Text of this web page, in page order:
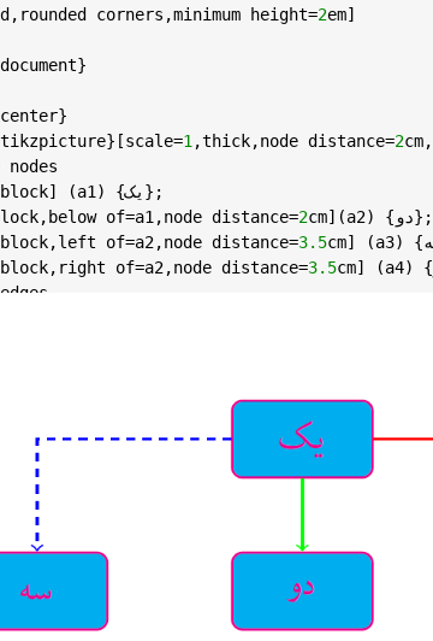
, rounded corners ,minimum height=2em]
document}
center}
tikzpicture}[scale=1 ,thick,node distance=2cm,
nodes
block] (a1 ) {یک};
, below of=a1 ,node distance=2cm](a2) {دو};
block,left of=a2,node distance=3.5cm] (a3) {سه};
block, right of=a2,node distance=3.5cm] (a4) {چهار};
edges